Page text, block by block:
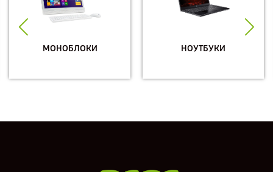
МОНОБЛОКИ НОУТБУКИ